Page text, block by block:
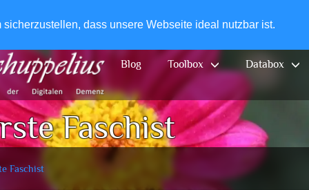
dass unsere Webseite ideal nutzbar ist.
Blog Toolbox Databox
Faschist
Faschist